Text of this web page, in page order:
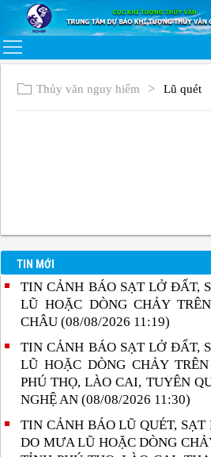
Thủy văn nguy hiểm Lũ quét
TIN MỚI
TIN CẢNH BÁO SẠT LỞ ĐẤT,
LŨ HOẶC DÒNG CHẢY
CHÂU (08/08/2026 11:19)
TIN CẢNH BÁO SẠT LỞ ĐẤT,
LŨ HOẶC DÒNG CHẢY
PHÚ THỌ, LÀO CAI, TUYÊN
NGHỆ AN (08/08/2026 11:30)
TIN CẢNH BÁO LŨ QUÉT,
DO MƯA LŨ HOẶC DÒNG